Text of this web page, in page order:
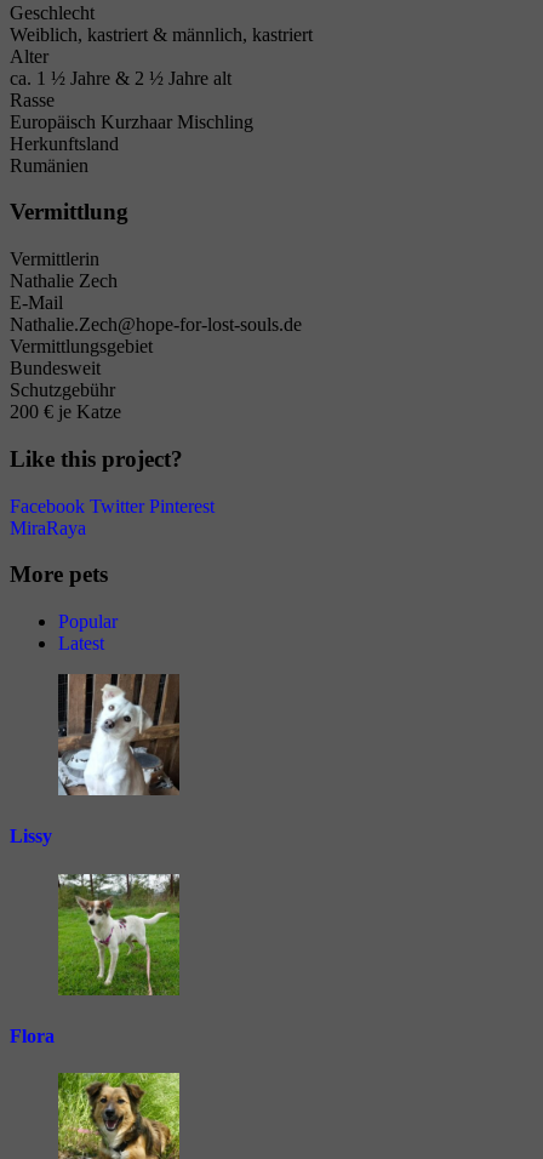
Geschlecht
Weiblich, kastriert & männlich, kastriert
Alter
ca. 1 ½ Jahre & 2 ½ Jahre alt
Rasse
Europäisch Kurzhaar Mischling
Herkunftsland
Rumänien
Vermittlung
Vermittlerin
Nathalie Zech
E-Mail
Nathalie.Zech@hope-for-lost-souls.de
Vermittlungsgebiet
Bundesweit
Schutzgebühr
200 € je Katze
Like this project?
Facebook Twitter Pinterest
MiraRaya
More pets
Popular
Latest
Lissy
Flora